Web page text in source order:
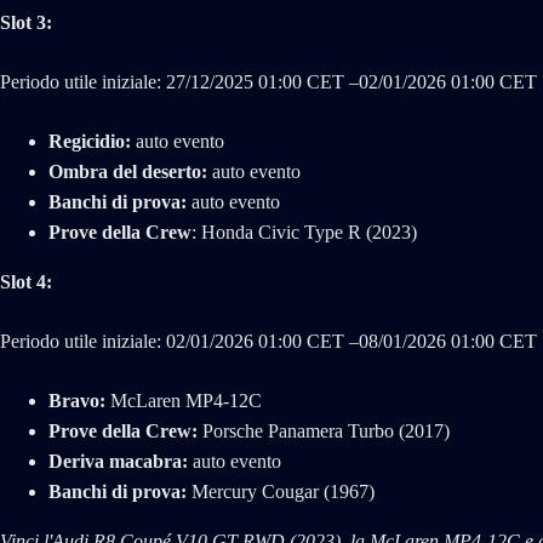
Slot 3:
Periodo utile iniziale: 27/‌12/‌2025 01:00 CET –02/‌01/‌2026 01:00 CET
Regicidio: auto evento
Ombra del deserto: auto evento
Banchi di prova: auto evento
Prove della Crew: Honda Civic Type R (2023)
Slot 4:
Periodo utile iniziale: 02/‌01/‌2026 01:00 CET –08/‌01/‌2026 01:00 CET
Bravo: McLaren MP4-12C
Prove della Crew: Porsche Panamera Turbo (2017)
Deriva macabra: auto evento
Banchi di prova: Mercury Cougar (1967)